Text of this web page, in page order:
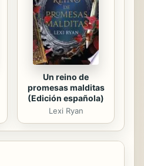
Un reino de
promesas malditas
(Edición española)
Lexi Ryan